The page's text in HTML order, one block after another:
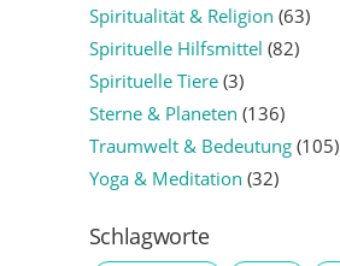
Spiritualität & Religion (63)
Spirituelle Hilfsmittel (82)
Spirituelle Tiere(3)
Sterne & Planeten (136)
Traumwelt & Bedeutung(105)
Yoga & Meditation (32)
Schlagworte